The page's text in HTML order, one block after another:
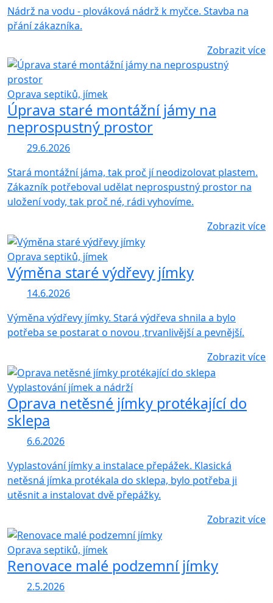
Nádrž na vodu - plováková nádrž k myčce. Stavba na
přání zákazníka.
Zobrazit více
Oprava septiků, jímek
Úprava staré montážní jámy na
neprospustný prostor
29.6.2026
Stará montážní jáma, tak proč jí neodizolovat plastem.
Zákazník potřeboval udělat neprospustný prostor na
uložení vody, tak proč né, rádi vyhovíme.
Zobrazit více
Oprava septiků, jímek
Výměna staré výdřevy jímky
14.6.2026
Výměna výdřevy jímky. Stará výdřeva shnila a bylo
potřeba se postarat o novou ,trvanlivější a pevnější.
Zobrazit více
Vyplastování jímek a nádrží
Oprava netěsné jímky protékající do
sklepa
6.6.2026
Vyplastování jímky a instalace přepážek. Klasická
netěsná jímka protékala do sklepa, bylo potřeba ji
utěsnit a instalovat dvě přepážky.
Zobrazit více
Oprava septiků, jímek
Renovace malé podzemní jímky
2.5.2026